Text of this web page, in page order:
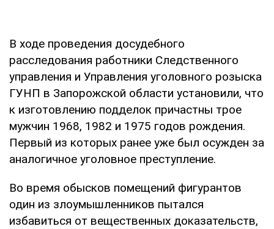
В ходе проведения досудебного
расследования работники Следственного
управления и Управления уголовного розыска
ГУНП в Запорожской области установили, что
к изготовлению подделок причастны трое
мужчин 1968, 1982 и 1975 годов рождения.
Первый из которых ранее уже был осужден за
аналогичное уголовное преступление.
Во время обысков помещений фигурантов
один из злоумышленников пытался
избавиться от вещественных доказательств,